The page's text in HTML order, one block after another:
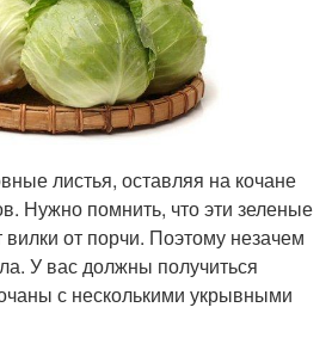
листья, оставляя на кочане
Нужно помнить, что эти зеленые
от порчи. Поэтому незачем
У вас должны получиться
с несколькими укрывными